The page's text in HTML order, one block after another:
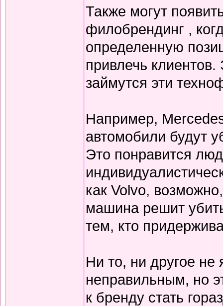
Также могут
филобрендинг ,
определенную
привлечь
займутся эти
Например,
автомобили будут
Это понравится
как Volvo,
машина решит
тем, кто
Ни то, ни другое
неправильным, но
к бренду стать